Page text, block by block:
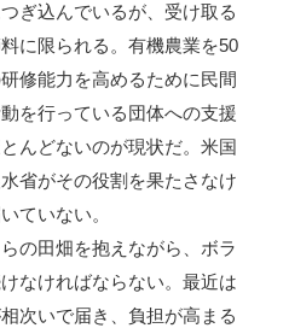
ぎ込んでいるが、受け取る
に限られる。有機農業を50
修能力を高めるために民間
を行っている団体への支援
んどないのが現状だ。米国
省がその役割を果たさなけ
ていない。
の田畑を抱えながら、ボラ
なければならない。最近は
次いで届き、負担が高まる